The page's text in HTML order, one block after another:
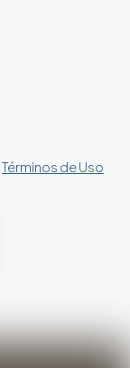
Términos de Uso